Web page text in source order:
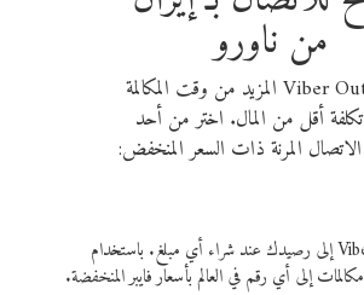
من ناورو
يمنحك Viber Out المزيد من وقت المكالمة
أقل من المال. اختر من أحد
المرنة ذات السعر المنخفض:
تتم إضافة رصيد Viber Out إلى رصيدك عند شراء أي مبلغ. باستخدام
إلى أي رقم في العالم بأسعار فايبر المنخفضة.